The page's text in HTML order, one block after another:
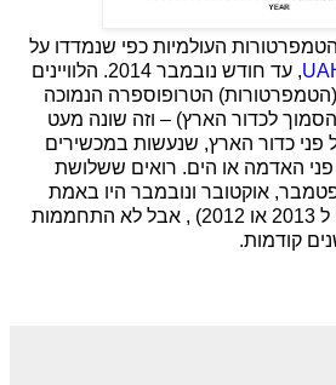
העולמיות כפי שנמדדו על
, עד חודש נובמבר 2014. הלוויינים
הטרופוספרה הנמוכה
לכדור הארץ) – וזה שונה מעט
כדור הארץ, שנעשות במכשירים
כ 1.5 מ' מעל פני האדמה או הים. רואים ששלושת
אוקטובר ונובמבר היו באמת
יחסית חמים (יחסית אולי ל 2013 או 2012) , אבל לא התחממות
קודמות.